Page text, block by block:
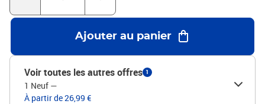
sortieLa livraison contient :20 x sac sous vide
Ajouter au panier
Voir toutes les autres offres 1
1 Neuf —
À partir de 26,99 €